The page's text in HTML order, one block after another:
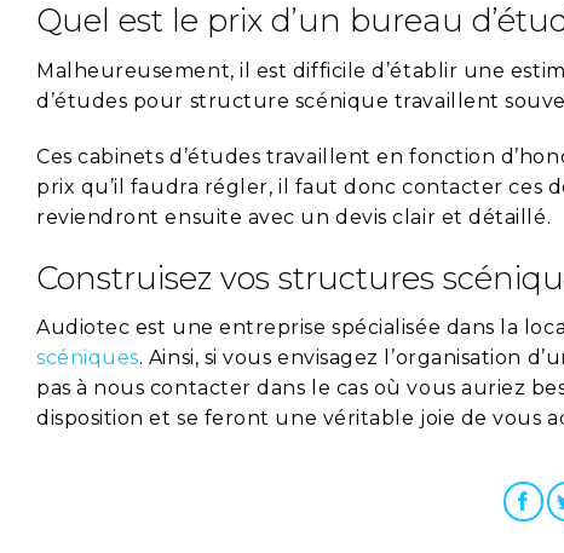
Quel est le prix d’un bureau
Malheureusement, il est difficile d’établir une
d’études pour structure scénique travaillent
Ces cabinets d’études travaillent en fonction
prix qu’il faudra régler, il faut donc contacter ces
reviendront ensuite avec un devis clair et détaillé.
Construisez vos structures
Audiotec est une entreprise spécialisée dans la
scéniques. Ainsi, si vous envisagez l’organisation
pas à nous contacter dans le cas où vous auriez
disposition et se feront une véritable joie de vous